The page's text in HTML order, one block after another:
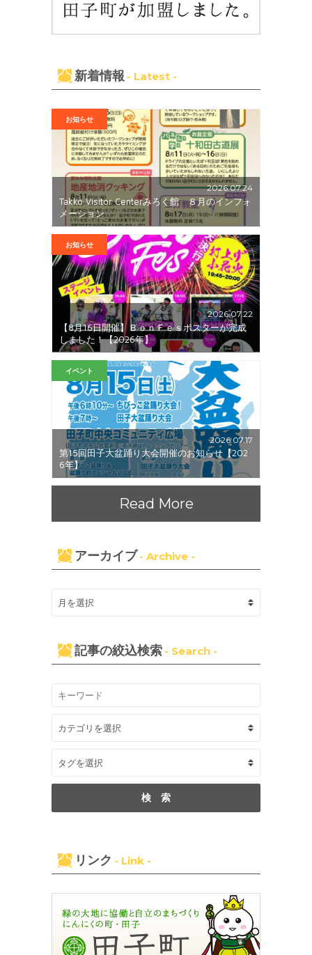
新着情報 - Latest -
お知らせ
2026.07.24
Takko Visitor Centerみろく館 ８月のインフォ
メーション
お知らせ
2026.07.22
【8月16日開催】ＢｏｎＦｅｓポスターが完成
しました！【2026年】
イベント
2026.07.17
第15回田子大盆踊り大会開催のお知らせ【202
6年】
Read More
アーカイブ - Archive -
記事の絞込検索 - Search -
リンク - Link -